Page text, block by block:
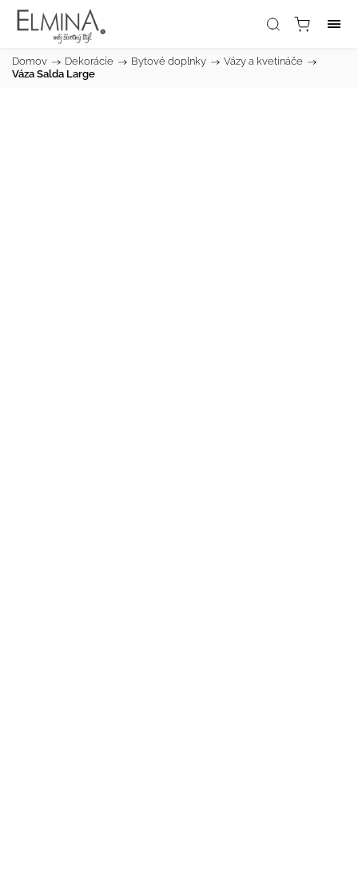
Domov / Dekorácie / Bytové doplnky / Vázy a kvetináče /
Váza Salda Large